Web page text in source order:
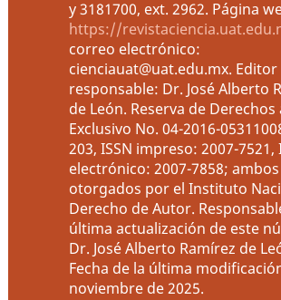
y 3181700, ext. 2962. Página
https://
correo electrónico:
cienciauat@uat.edu.mx. Editor
responsable: Dr. José Alberto
de León. Reserva de Derechos
Exclusivo No. 04-2016-
203, ISSN impreso: 2007-7521,
electrónico: 2007-7858; ambos
otorgados por el Instituto
Derecho de Autor.
última actualización de este
Dr. José Alberto Ramírez de
Fecha de la última
noviembre de 2025.